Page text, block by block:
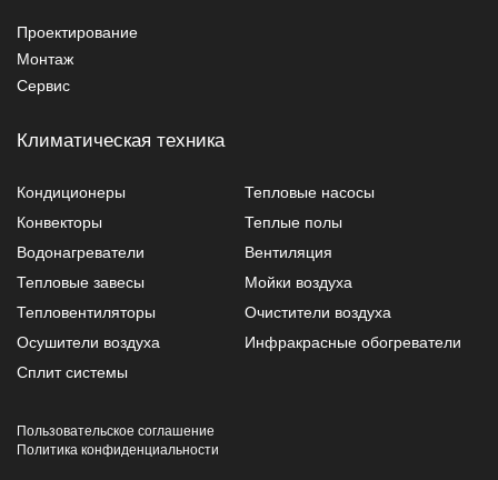
Проектирование
Монтаж
Сервис
Климатическая техника
Кондиционеры
Тепловые насосы
Конвекторы
Теплые полы
Водонагреватели
Вентиляция
Тепловые завесы
Мойки воздуха
Тепловентиляторы
Очистители воздуха
Осушители воздуха
Инфракрасные обогреватели
Сплит системы
Пользовательское соглашение
Политика конфиденциальности